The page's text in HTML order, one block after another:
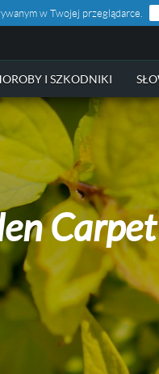
w Twojej przeglądarce.
I SZKODNIKI
Carpet